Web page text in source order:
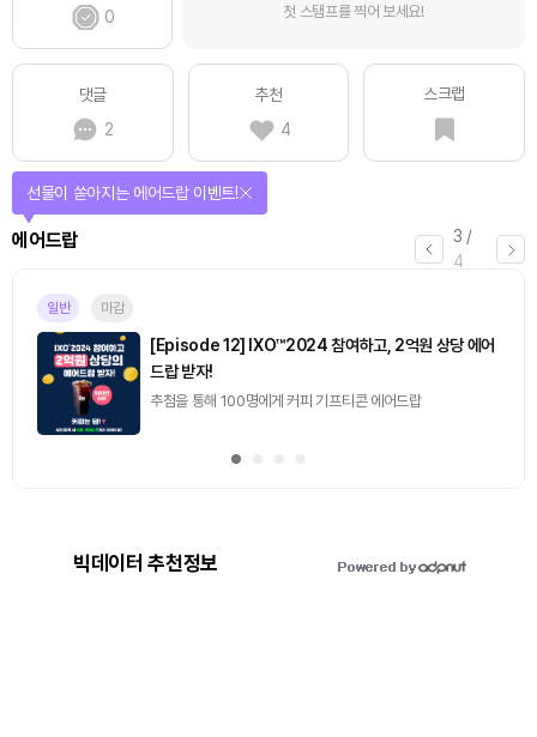
0
첫 스탬프를 찍어 보세요!
댓글
2
추천
4
스크랩
3 /
4
에어드랍
선물이 쏟아지는 에어드랍 이벤트!
일반 마감
[Episode 12] IXO™2024 참여하고, 2억원 상당 에어
드랍 받자!
추첨을 통해 100명에게 커피 기프티콘 에어드랍
빅데이터 추천정보